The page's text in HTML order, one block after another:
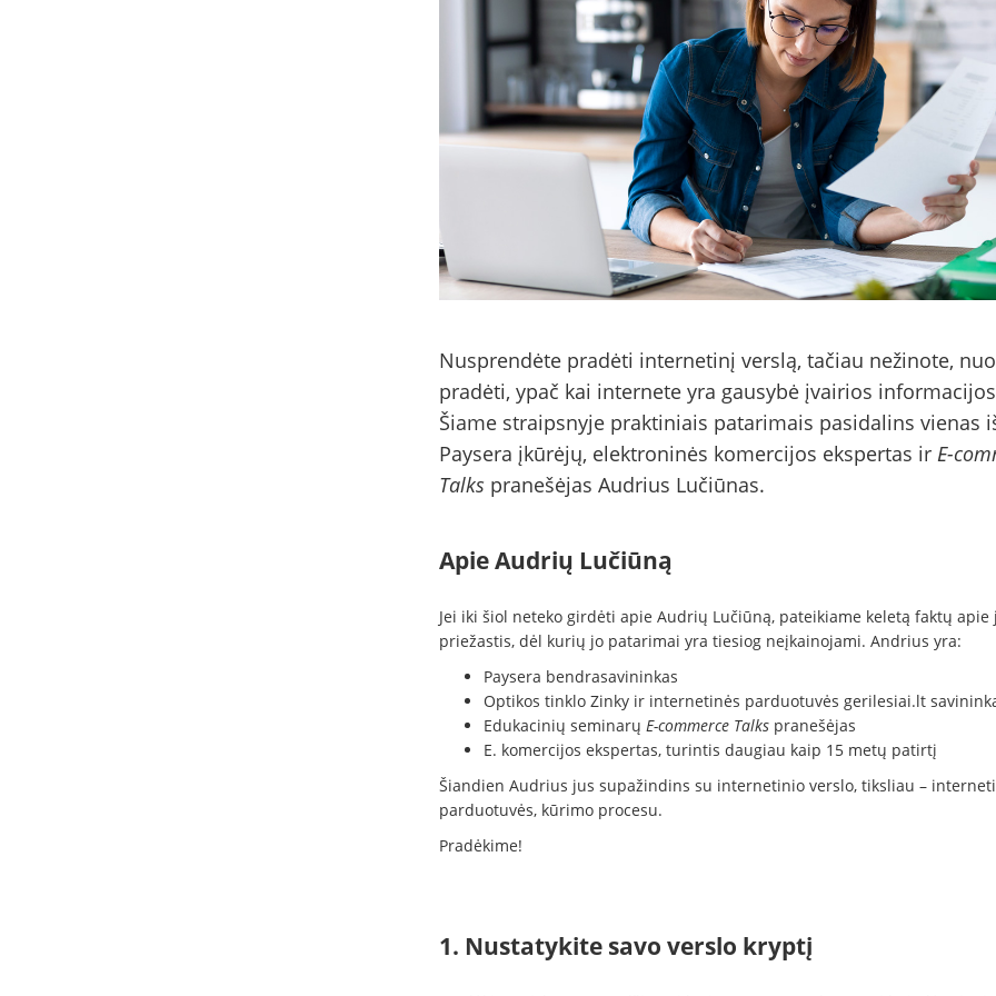
Nusprendėte pradėti internetinį verslą, tačiau nežinote,
pradėti, ypač kai internete yra gausybė įvairios
Šiame straipsnyje praktiniais patarimais pasidalins vienas
Paysera įkūrėjų, elektroninės komercijos ekspertas ir E-
Talkspranešėjas Audrius Lučiūnas.
Apie Audrių Lučiūną
Jei iki šiol neteko girdėti apie Audrių Lučiūną, pateikiame keletą faktų apie
priežastis, dėl kurių jo patarimai yra tiesiog neįkainojami. Andrius yra:
Paysera bendrasavininkas
Optikos tinklo Zinky ir internetinės parduotuvės gerilesiai.lt
Edukacinių seminarų E-commerce Talkspranešėjas
E. komercijos ekspertas, turintis daugiau kaip 15 metų patirtį
Šiandien Audrius jus supažindins su internetinio verslo, tiksliau –
parduotuvės, kūrimo procesu.
Pradėkime!
1. Nustatykite savo verslo kryptį